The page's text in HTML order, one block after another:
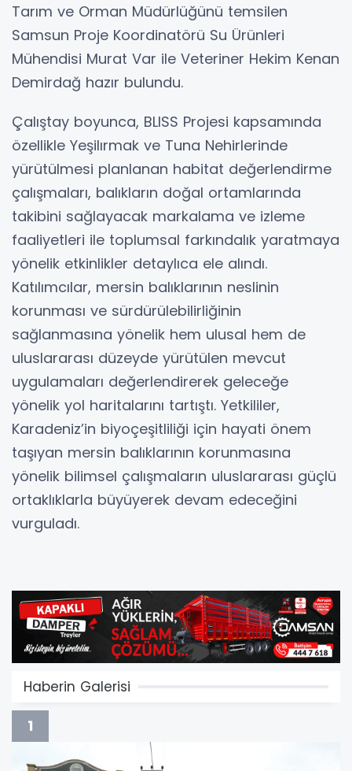
Tarım ve Orman Müdürlüğünü temsilen
Samsun Proje Koordinatörü Su Ürünleri
Mühendisi Murat Var ile Veteriner Hekim Kenan
Demirdağ hazır bulundu.
Çalıştay boyunca, BLISS Projesi kapsamında
özellikle Yeşilırmak ve Tuna Nehirlerinde
yürütülmesi planlanan habitat değerlendirme
çalışmaları, balıkların doğal ortamlarında
takibini sağlayacak markalama ve izleme
faaliyetleri ile toplumsal farkındalık yaratmaya
yönelik etkinlikler detaylıca ele alındı.
Katılımcılar, mersin balıklarının neslinin
korunması ve sürdürülebilirliğinin
sağlanmasına yönelik hem ulusal hem de
uluslararası düzeyde yürütülen mevcut
uygulamaları değerlendirerek geleceğe
yönelik yol haritalarını tartıştı. Yetkililer,
Karadeniz’in biyoçeşitliliği için hayati önem
taşıyan mersin balıklarının korunmasına
yönelik bilimsel çalışmaların uluslararası güçlü
ortaklıklarla büyüyerek devam edeceğini
vurguladı.
Haberin Galerisi
1